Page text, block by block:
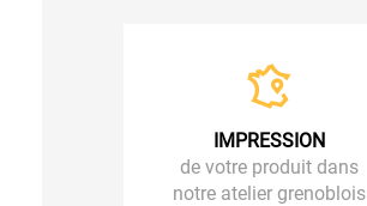
IMPRESSION
de votre produit dans
notre atelier grenoblois